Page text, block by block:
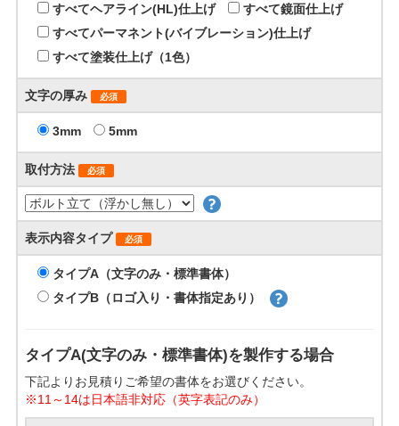
すべてヘアライン(HL)仕上げ
すべて鏡面仕上げ
すべてパーマネント(バイブレーション)仕上げ
すべて塗装仕上げ（1色）
文字の厚み 必須
3mm 5mm
取付方法 必須
表示内容タイプ 必須
タイプA（文字のみ・標準書体）
タイプB（ロゴ入り・書体指定あり）
タイプA(文字のみ・標準書体)を製作する場合
下記よりお見積りご希望の書体をお選びください。
※11～14は日本語非対応（英字表記のみ）